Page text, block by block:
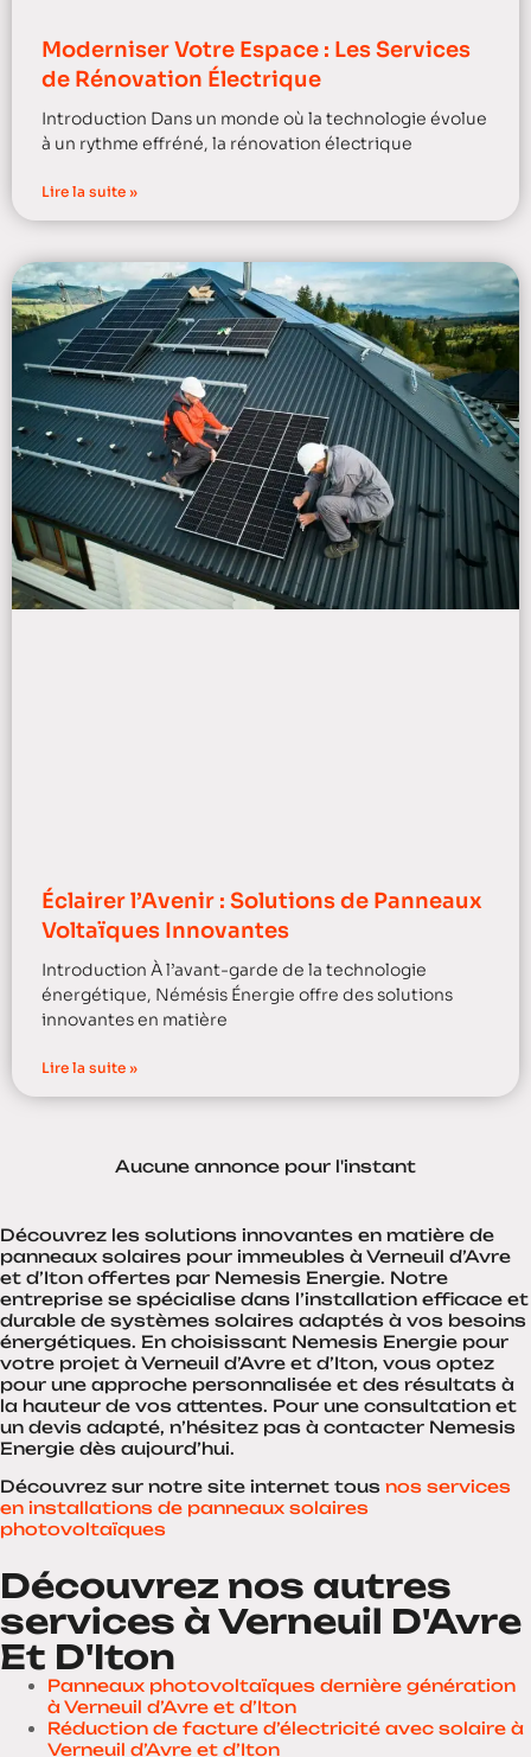
Moderniser Votre Espace : Les Services
de Rénovation Électrique
Introduction Dans un monde où la technologie évolue
à un rythme effréné, la rénovation électrique
Lire la suite »
Éclairer l’Avenir : Solutions de Panneaux
Voltaïques Innovantes
Introduction À l’avant-garde de la technologie
énergétique, Némésis Énergie offre des solutions
innovantes en matière
Lire la suite »
Aucune annonce pour l'instant
Découvrez les solutions innovantes en matière de
panneaux solaires pour immeubles à Verneuil d’Avre
et d’Iton offertes par Nemesis Energie. Notre
entreprise se spécialise dans l’installation efficace et
durable de systèmes solaires adaptés à vos besoins
énergétiques. En choisissant Nemesis Energie pour
votre projet à Verneuil d’Avre et d’Iton, vous optez
pour une approche personnalisée et des résultats à
la hauteur de vos attentes. Pour une consultation et
un devis adapté, n’hésitez pas à contacter Nemesis
Energie dès aujourd’hui.
Découvrez sur notre site internet tous nos services
en installations de panneaux solaires
photovoltaïques
Découvrez nos autres
services à Verneuil D'Avre
Et D'Iton
Panneaux photovoltaïques dernière génération
à Verneuil d’Avre et d’Iton
Réduction de facture d’électricité avec solaire à
Verneuil d’Avre et d’Iton